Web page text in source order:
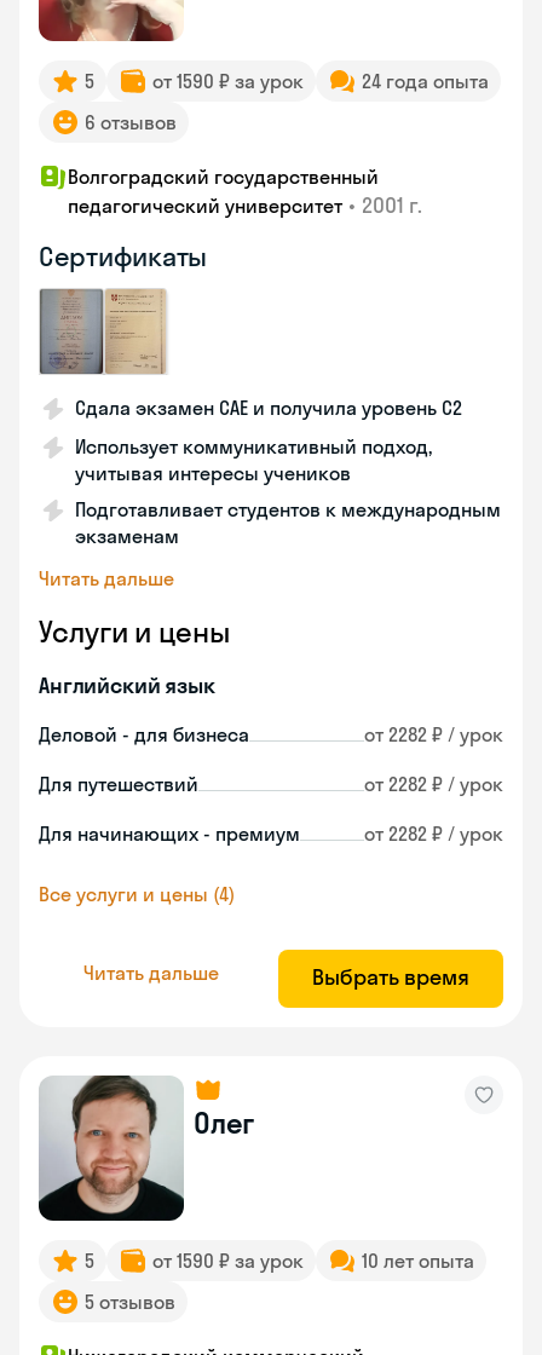
5 от 1590 ₽ за урок
24 года опыта
6 отзывов
Волгоградский государственный
педагогический университет • 2001 г.
Сертификаты
Сдала экзамен CAE и получила уровень С2
Использует коммуникативный подход,
учитывая интересы учеников
Подготавливает студентов к международным
экзаменам
Читать дальше
Услуги и цены
Английский язык
Деловой - для бизнеса от 2282 ₽ / урок
Для путешествий от 2282 ₽ / урок
Для начинающих - премиум от 2282 ₽ / урок
Все услуги и цены (4)
Читать дальше Выбрать время
Олег
5 от 1590 ₽ за урок
10 лет опыта
5 отзывов